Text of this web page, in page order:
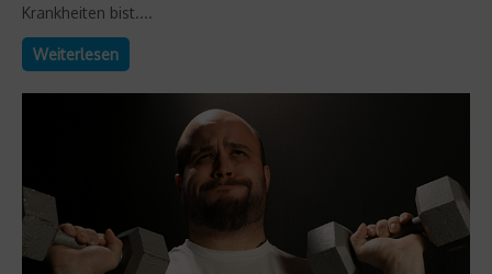
Krankheiten bist....
Weiterlesen